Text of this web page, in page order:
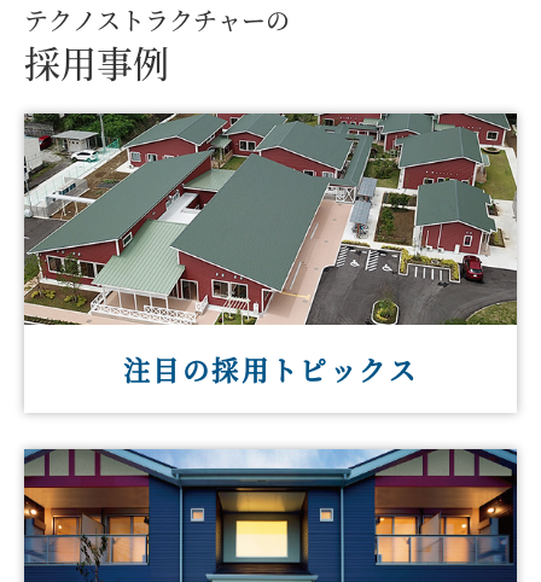
テクノストラクチャーの
採用事例
注目の採用トピックス